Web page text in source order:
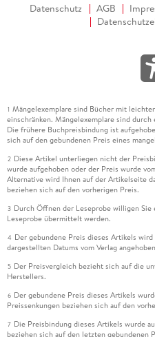
Datenschutz AGB
1 Mängelexemplare sind Bücher mit
einschränken. Mängelexemplare sind
Die frühere Buchpreisbindung ist
sich auf den gebundenen Preis eines
2 Diese Artikel unterliegen nicht der
wurde aufgehoben oder der Preis wurde
Alternative wird Ihnen auf der Artikelseite
beziehen sich auf den vorherigen Preis.
3 Durch Öffnen der Leseprobe willigen Sie
Leseprobe übermittelt werden.
4 Der gebundene Preis dieses Artikels
dargestellten Datums vom Verlag
5 Der Preisvergleich bezieht sich auf die
Herstellers.
6 Der gebundene Preis dieses Artikels
Preissenkungen beziehen sich auf den
7 Die Preisbindung dieses Artikels wurde
beziehen sich auf den letzten gebundenen